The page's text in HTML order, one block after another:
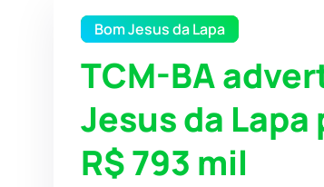
Bom Jesus da Lapa
TCM-BA
Jesus da
R$ 793 mil